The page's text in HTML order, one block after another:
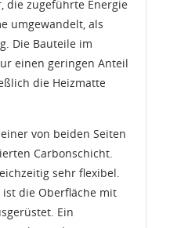
die zugeführte Energie
umgewandelt, als
Die Bauteile im
einen geringen Anteil
die Heizmatte
von beiden Seiten
Carbonschicht.
sehr flexibel.
ist die Oberfläche mit
Ein